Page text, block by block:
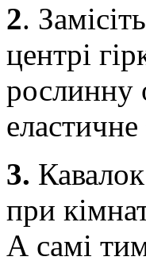
2.
центрі
рослинну
еластичне
3.
при
А самі